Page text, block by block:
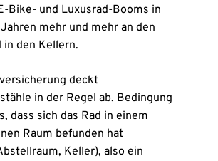
Bike- und Luxusrad-Booms in
mehr und mehr an den
in den Kellern.
deckt
in der Regel ab. Bedingung
dass sich das Rad in einem
Raum befunden hat
Keller), also ein